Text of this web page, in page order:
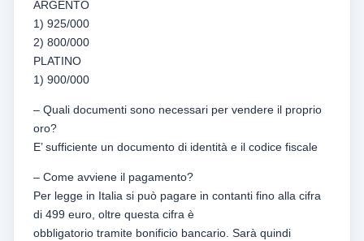
ARGENTO
1) 925/000
2) 800/000
PLATINO
1) 900/000
– Quali documenti sono necessari per vendere il proprio
oro?
E’ sufficiente un documento di identità e il codice fiscale
– Come avviene il pagamento?
Per legge in Italia si può pagare in contanti fino alla cifra
di 499 euro, oltre questa cifra è
obbligatorio tramite bonificio bancario. Sarà quindi